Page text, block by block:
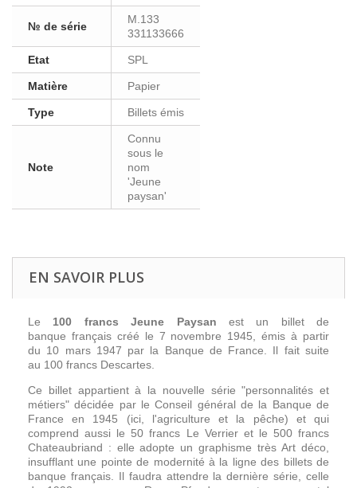
№ de série
M.133
331133666
Etat SPL
Matière Papier
Type Billets émis
Note
Connu
sous le
nom
'Jeune
paysan'
EN SAVOIR PLUS
Le 100 francs Jeune Paysan est un billet de
banque français créé le 7 novembre 1945, émis à partir
du 10 mars 1947 par la Banque de France. Il fait suite
au 100 francs Descartes.
Ce billet appartient à la nouvelle série "personnalités et
métiers" décidée par le Conseil général de la Banque de
France en 1945 (ici, l'agriculture et la pêche) et qui
comprend aussi le 50 francs Le Verrier et le 500 francs
Chateaubriand : elle adopte un graphisme très Art déco,
insufflant une pointe de modernité à la ligne des billets de
banque français. Il faudra attendre la dernière série, celle